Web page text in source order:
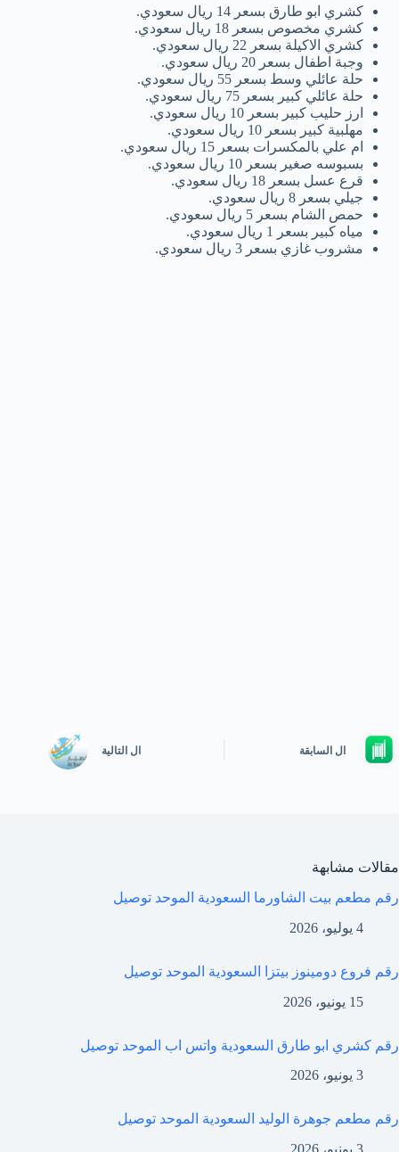
كشري ابو طارق بسعر 14 ريال سعودي.
كشري مخصوص بسعر 18 ريال سعودي.
كشري الاكيلة بسعر 22 ريال سعودي.
وجبة اطفال بسعر 20 ريال سعودي.
حلة عائلي وسط بسعر 55 ريال سعودي.
حلة عائلي كبير بسعر 75 ريال سعودي.
ارز حليب كبير بسعر 10 ريال سعودي.
مهلبية كبير بسعر 10 ريال سعودي.
ام علي بالمكسرات بسعر 15 ريال سعودي.
بسبوسه صغير بسعر 10 ريال سعودي.
قرع عسل بسعر 18 ريال سعودي.
جيلي بسعر 8 ريال سعودي.
حمص الشام بسعر 5 ريال سعودي.
مياه كبير بسعر 1 ريال سعودي.
مشروب غازي بسعر 3 ريال سعودي.
ال السابقة ال التالية
مقالات مشابهة
رقم مطعم بيت الشاورما السعودية الموحد توصيل
4 يوليو، 2026
رقم فروع دومينوز بيتزا السعودية الموحد توصيل
15 يونيو، 2026
رقم كشري ابو طارق السعودية واتس اب الموحد توصيل
3 يونيو، 2026
رقم مطعم جوهرة الوليد السعودية الموحد توصيل